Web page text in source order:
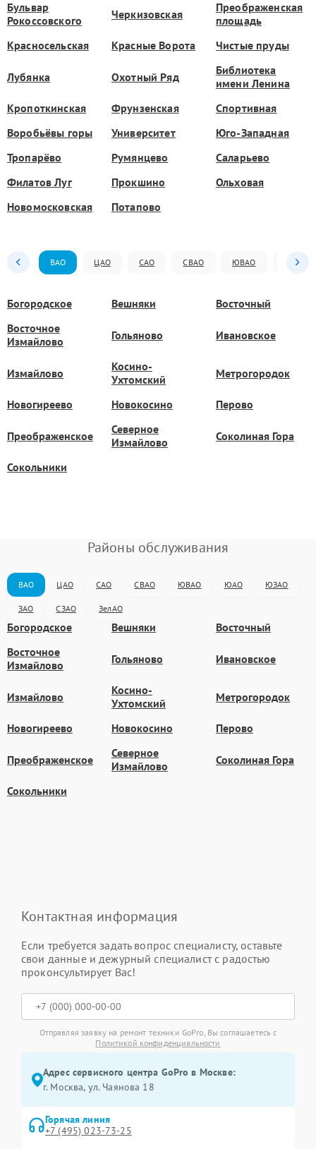
Бульвар
Рокоссовского
Черкизовская
Преображенская
площадь
Красносельская
Красные Ворота Чистые пруды
Лубянка Охотный Ряд
Библиотека
имени Ленина
Кропоткинская
Фрунзенская
Спортивная
Воробьёвы горы
Университет
Юго-Западная
Тропарёво
Румянцево
Саларьево
Филатов Луг
Прокшино
Ольховая
Новомосковская
Потапово
ВАО ЦАО САО СВАО ЮВАО ЮАО
Богородское Вешняки
Восточный
Восточное
Измайлово
Гольяново Ивановское
Измайлово
Косино-
Ухтомский
Метрогородок
Новогиреево Новокосино Перово
Преображенское
Северное
Измайлово
Соколиная Гора
Сокольники
Районы обслуживания
ВАО ЦАО САО СВАО ЮВАО ЮАО ЮЗАО
ЗАО СЗАО ЗелАО
Богородское Вешняки
Восточный
Восточное
Измайлово
Гольяново Ивановское
Измайлово
Косино-
Ухтомский
Метрогородок
Новогиреево Новокосино Перово
Преображенское
Северное
Измайлово
Соколиная Гора
Сокольники
Контактная информация
Если требуется задать вопрос специалисту, оставьте
свои данные и дежурный специалист с радостью
проконсультирует Вас!
Отправляя заявку на ремонт техники GoPro, Вы соглашаетесь с
Политикой конфиденциальности
Адрес сервисного центра GoPro в Москве:
г. Москва, ул. Чаянова 18
Горячая линия
+7 (495) 023-73-25